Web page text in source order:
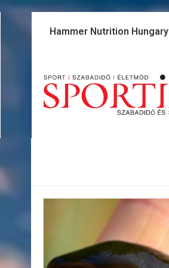
Skip
Hammer Nutrition Hungary